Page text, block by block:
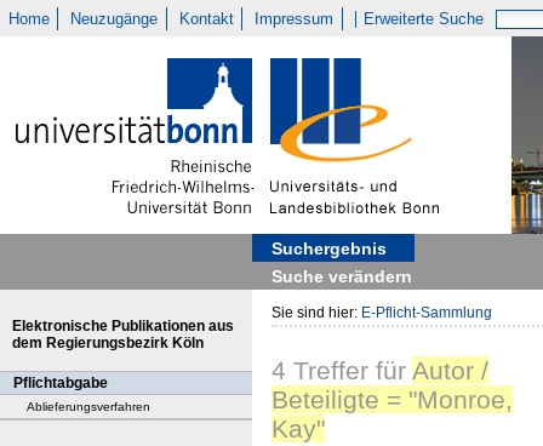
Home Neuzugänge Kontakt Impressum Erweiterte Suche
Suchergebnis
Suche verändern
Elektronische Publikationen aus
dem Regierungsbezirk Köln
Pflichtabgabe
Ablieferungsverfahren
Sie sind hier: E-Pflicht-Sammlung
4 Treffer für Autor /
Beteiligte = "Monroe,
Kay"